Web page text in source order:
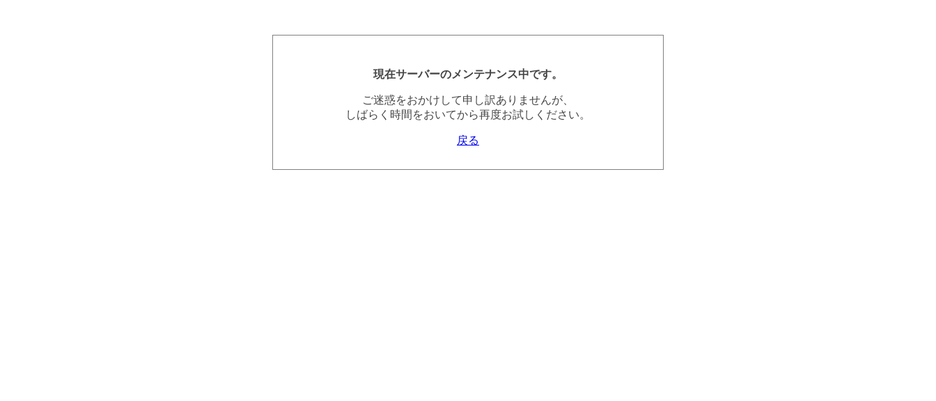
現在サーバーのメンテナンス中です。
ご迷惑をおかけして申し訳ありませんが、
しばらく時間をおいてから再度お試しください。
戻る